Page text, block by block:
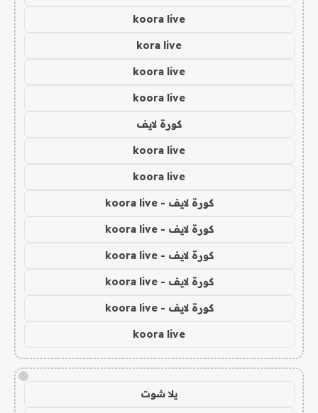
koora live
kora live
koora live
koora live
كورة لايف
koora live
koora live
كورة لايف - koora live
كورة لايف - koora live
كورة لايف - koora live
كورة لايف - koora live
كورة لايف - koora live
koora live
!
يلا شوت